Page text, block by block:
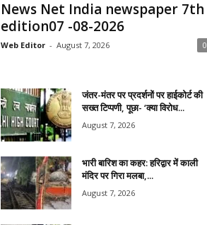
News Net India newspaper 7th
edition07 -08-2026
Web Editor - August 7, 2026 0
जंतर-मंतर पर प्रदर्शनों पर हाईकोर्ट की
सख्त टिप्पणी, पूछा- ‘क्या विरोध...
August 7, 2026
भारी बारिश का कहर: हरिद्वार में काली
मंदिर पर गिरा मलबा,...
August 7, 2026